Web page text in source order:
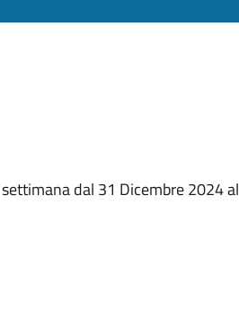
dal 31 Dicembre 2024 al